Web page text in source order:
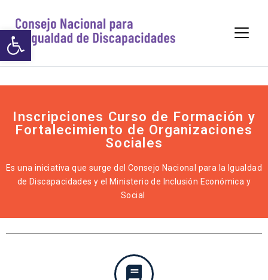
Abrir barra de herramientas
Inscripciones Curso de Formación y
Fortalecimiento de Organizaciones
Sociales
Es una iniciativa que surge del Consejo Nacional para la Igualdad
de Discapacidades y el Ministerio de Inclusión Económica y
Social